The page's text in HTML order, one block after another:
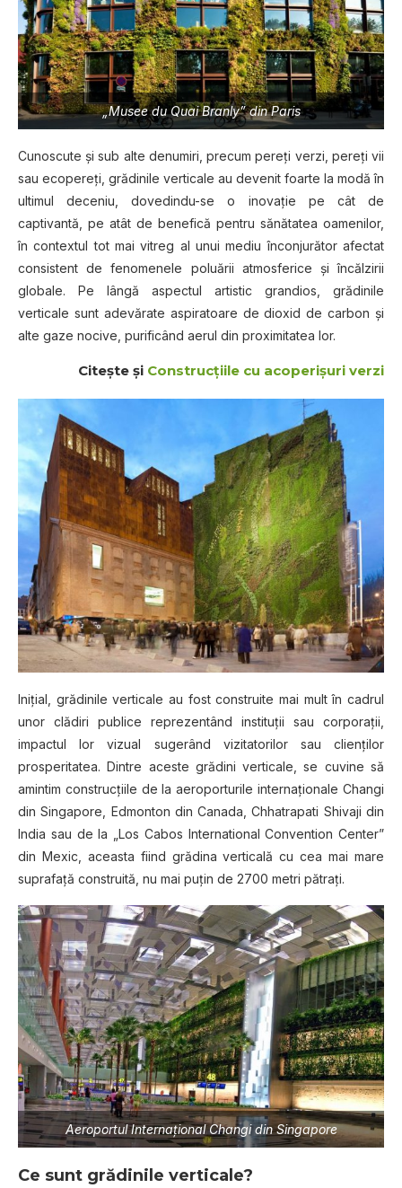
„Muѕее du Quаі Brаnlу” dіn Pаrіѕ
Cunoscute şi sub alte denumiri, precum pereţi verzi, pereţi vii
sau ecopereţi, grădinile verticale au devenit foarte la modă în
ultimul deceniu, dovedindu-se o inovaţie pe cât de
captivantă, pe atât de benefică pentru sănătatea oamenilor,
în contextul tot mai vitreg al unui mediu înconjurător afectat
consistent de fenomenele poluării atmosferice şi încălzirii
globale. Pe lângă aspectul artistic grandios, grădinile
verticale sunt adevărate aspiratoare de dioxid de carbon şi
alte gaze nocive, purificând aerul din proximitatea lor.
Citeşte şi Construcţiile cu acoperişuri verzi
Iniţial, grădinile verticale au fost construite mai mult în cadrul
unor clădiri publice reprezentând instituţii sau corporaţii,
impactul lor vizual sugerând vizitatorilor sau clienţilor
prosperitatea. Dintre aceste grădini verticale, se cuvine să
amintim construcţiile de la aeroporturile internaţionale Changi
din Singapore, Edmonton din Canada, Chhatrapati Shivaji din
India sau de la „Los Cabos International Convention Center”
din Mexic, aceasta fiind grădina verticală cu cea mai mare
suprafaţă construită, nu mai puţin de 2700 metri pătraţi.
Aeroportul Internaţional Changi din Singapore
Ce sunt grădinile verticale?